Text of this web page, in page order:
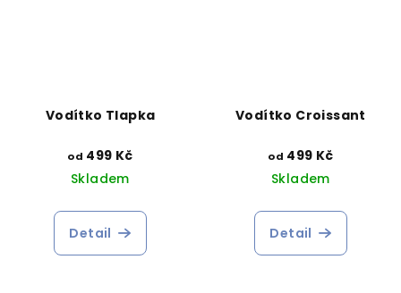
Vodítko Tlapka
od 499 Kč
Skladem
Detail
Vodítko Croissant
od 499 Kč
Skladem
Detail